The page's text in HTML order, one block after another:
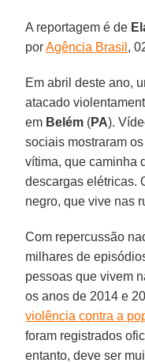
A reportagem é de
porAgência Brasil ,
Em abril deste ano,
atacado
em Belém (PA).
sociais mostraram
vítima, que caminha
descargas elétricas.
negro, que vive nas
Com repercussão
milhares de
pessoas que vivem
os anos de 2014 e
violência contra a
foram registrados
entanto, deve ser